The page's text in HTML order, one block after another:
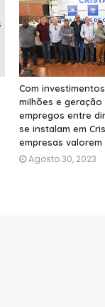
Com
milhões e geração
empregos entre
se instalam em
empresas
Agosto 30, 2023